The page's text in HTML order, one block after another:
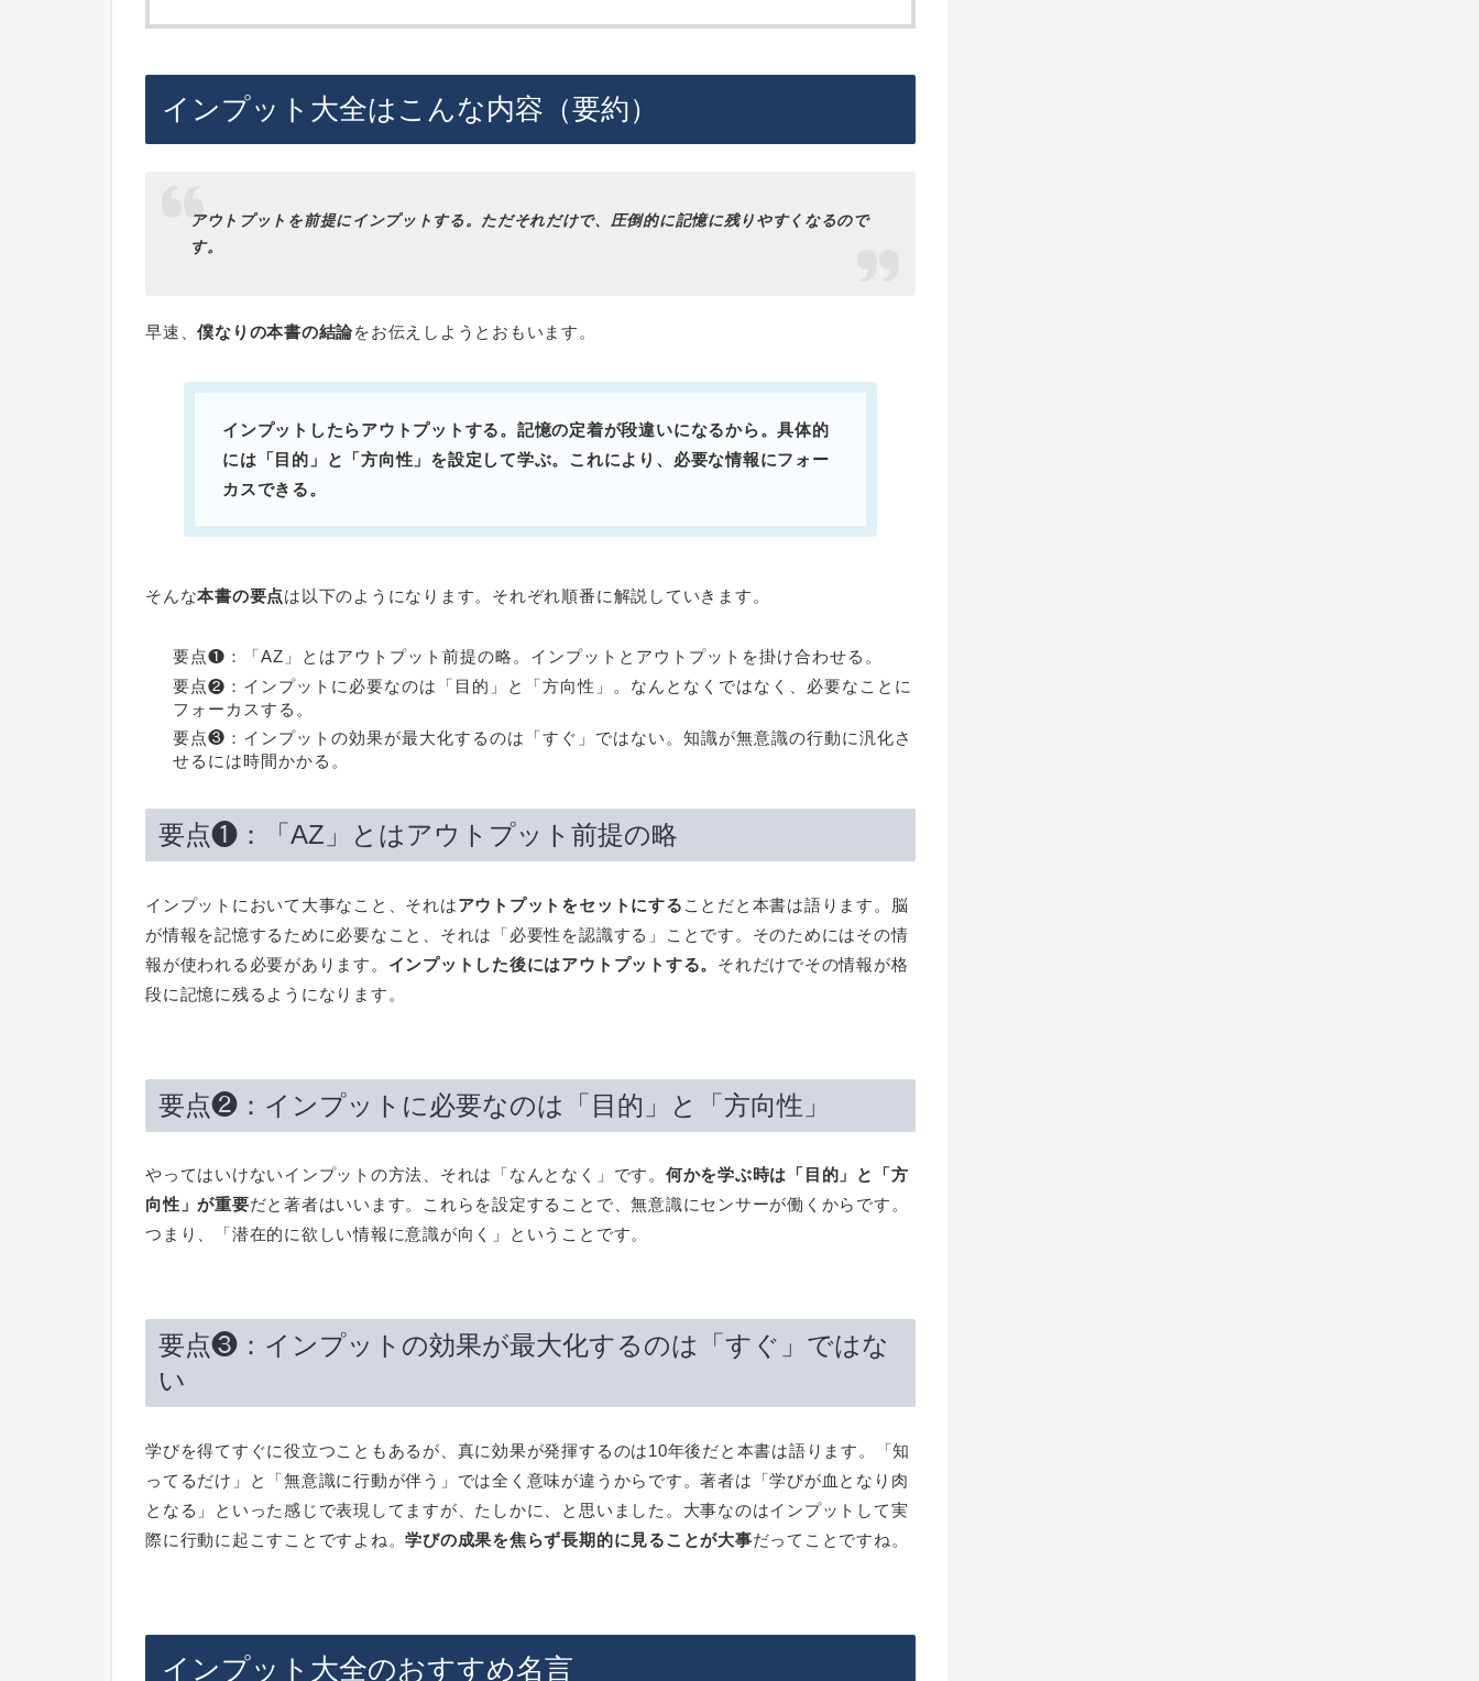
インプット大全はこんな内容（要約）
アウトプットを前提にインプットする。ただそれだけで、圧倒的に記憶に残りやすくなるので
す。
早速、僕なりの本書の結論をお伝えしようとおもいます。
インプットしたらアウトプットする。記憶の定着が段違いになるから。具体的
には「目的」と「方向性」を設定して学ぶ。これにより、必要な情報にフォー
カスできる。
そんな本書の要点は以下のようになります。それぞれ順番に解説していきます。
要点❶：「AZ」とはアウトプット前提の略。インプットとアウトプットを掛け合わせる。
要点❷：インプットに必要なのは「目的」と「方向性」。なんとなくではなく、必要なことに
フォーカスする。
要点❸：インプットの効果が最大化するのは「すぐ」ではない。知識が無意識の行動に汎化さ
せるには時間かかる。
要点❶：「AZ」とはアウトプット前提の略
インプットにおいて大事なこと、それはアウトプットをセットにする ことだと本書は語ります。脳
が情報を記憶するために必要なこと、それは「必要性を認識する」ことです。そのためにはその情
報が使われる必要があります。 インプットした後にはアウトプットする。 それだけでその情報が格
段に記憶に残るようになります。
要点❷：インプットに必要なのは「目的」と「方向性」
やってはいけないインプットの方法、それは「なんとなく」です。 何かを学ぶ時は「目的」と「方
向性」が重要だと著者はいいます。これらを設定することで、無意識にセンサーが働くからです。
つまり、「潜在的に欲しい情報に意識が向く」ということです。
要点❸：インプットの効果が最大化するのは「すぐ」ではな
い
学びを得てすぐに役立つこともあるが、真に効果が発揮するのは10年後だと本書は語ります。「知
ってるだけ」と「無意識に行動が伴う」では全く意味が違うからです。著者は「学びが血となり肉
となる」といった感じで表現してますが、たしかに、と思いました。大事なのはインプットして実
際に行動に起こすことですよね。学びの成果を焦らず長期的に見ることが大事だってことですね。
インプット大全のおすすめ名言